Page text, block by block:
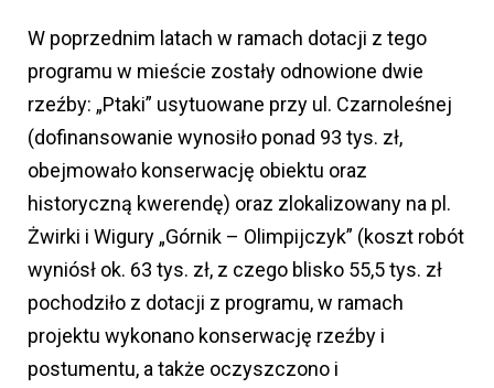
W poprzednim latach w ramach dotacji z tego
programu w mieście zostały odnowione dwie
rzeźby: „Ptaki” usytuowane przy ul. Czarnoleśnej
(dofinansowanie wynosiło ponad 93 tys. zł,
obejmowało konserwację obiektu oraz
historyczną kwerendę) oraz zlokalizowany na pl.
Żwirki i Wigury „Górnik – Olimpijczyk” (koszt robót
wyniósł ok. 63 tys. zł, z czego blisko 55,5 tys. zł
pochodziło z dotacji z programu, w ramach
projektu wykonano konserwację rzeźby i
postumentu, a także oczyszczono i